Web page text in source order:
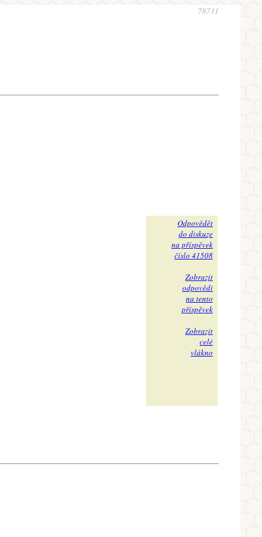
78731
Odpovědět
do diskuze
na příspěvek
číslo 41508
Zobrazit
odpovědi
na tento
příspěvek
Zobrazit
celé
vlákno